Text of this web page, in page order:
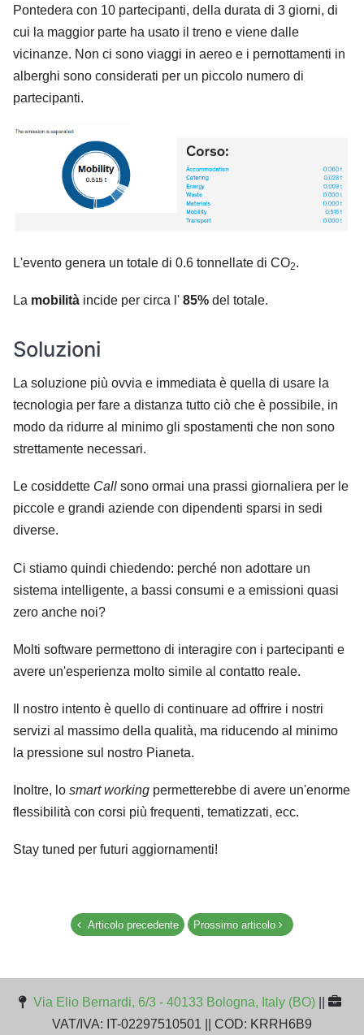
Pontedera con 10 partecipanti, della durata di 3 giorni, di
cui la maggior parte ha usato il treno e viene dalle
vicinanze. Non ci sono viaggi in aereo e i pernottamenti in
alberghi sono considerati per un piccolo numero di
partecipanti.
L'evento genera un totale di 0.6 tonnellate di CO2.
La mobilità incide per circa l' 85% del totale.
Soluzioni
La soluzione più ovvia e immediata è quella di usare la
tecnologia per fare a distanza tutto ciò che è possibile, in
modo da ridurre al minimo gli spostamenti che non sono
strettamente necessari.
Le cosiddette Call sono ormai una prassi giornaliera per le
piccole e grandi aziende con dipendenti sparsi in sedi
diverse.
Ci stiamo quindi chiedendo: perché non adottare un
sistema intelligente, a bassi consumi e a emissioni quasi
zero anche noi?
Molti software permettono di interagire con i partecipanti e
avere un'esperienza molto simile al contatto reale.
Il nostro intento è quello di continuare ad offrire i nostri
servizi al massimo della qualità, ma riducendo al minimo
la pressione sul nostro Pianeta.
Inoltre, lo smart working permetterebbe di avere un'enorme
flessibilità con corsi più frequenti, tematizzati, ecc.
Stay tuned per futuri aggiornamenti!
Articolo precedente Prossimo articolo
Via Elio Bernardi, 6/3 - 40133 Bologna, Italy (BO)
VAT/IVA: IT-02297510501 || COD: KRRH6B9